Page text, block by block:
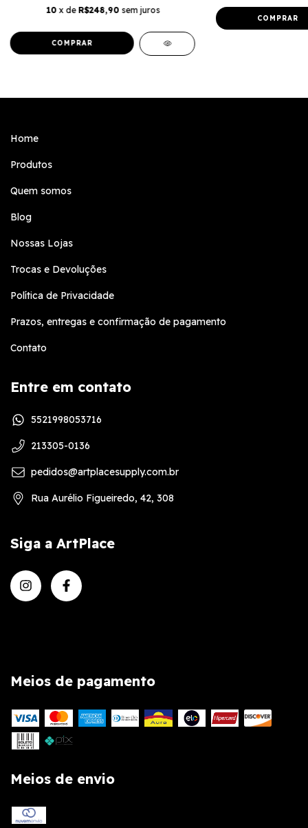
10 x de R$248,90 sem juros
Home
Produtos
Quem somos
Blog
Nossas Lojas
Trocas e Devoluções
Política de Privacidade
Prazos, entregas e confirmação de pagamento
Contato
Entre em contato
5521998053716
213305-0136
pedidos@artplacesupply.com.br
Rua Aurélio Figueiredo, 42, 308
Siga a ArtPlace
Meios de pagamento
Meios de envio